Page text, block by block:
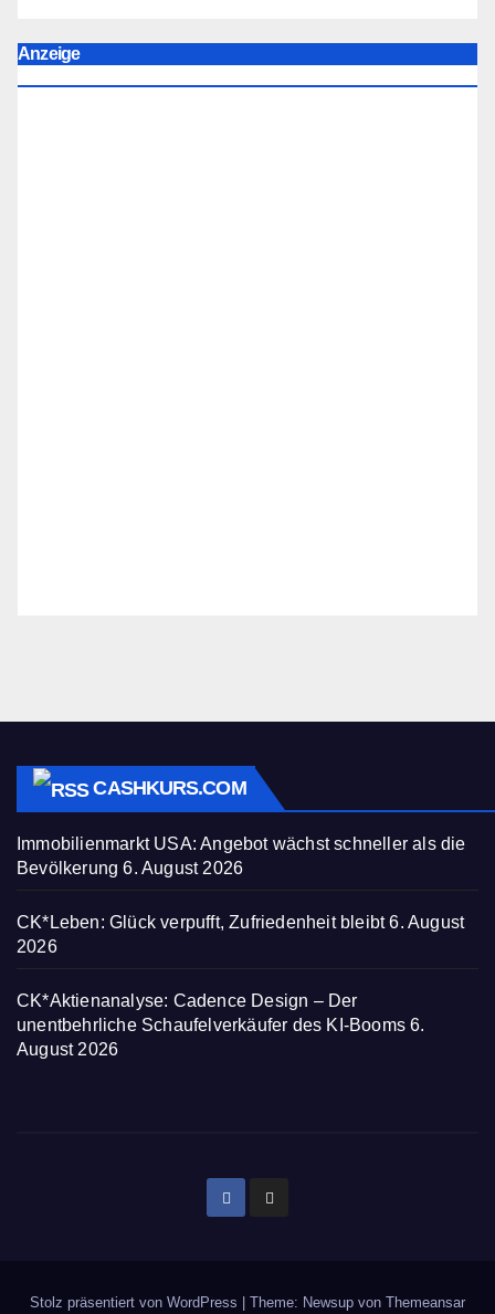
Anzeige
CASHKURS.COM
Immobilienmarkt USA: Angebot wächst schneller als die
Bevölkerung 6. August 2026
CK*Leben: Glück verpufft, Zufriedenheit bleibt 6. August
2026
CK*Aktienanalyse: Cadence Design – Der
unentbehrliche Schaufelverkäufer des KI-Booms 6.
August 2026
Stolz präsentiert von WordPress Theme: Newsup von Themeansar